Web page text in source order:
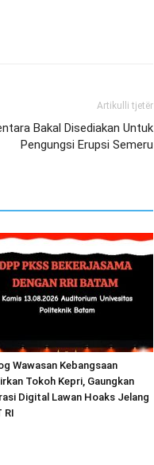
Artikulli tjetër
Bakal Disediakan Untuk
Pengungsi Erupsi Semeru
Wawasan Kebangsaan
Tokoh Kepri, Gaungkan
Digital Lawan Hoaks Jelang
RI